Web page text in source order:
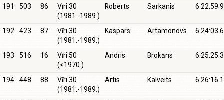
191 503 86
Vīri 30
(1981.-1989.)
Roberts Sarkanis 6:22:59.9
192 423 87
Vīri 30
(1981.-1989.)
Kaspars Artamonovs 6:24:03.6
193 516 16
Vīri 50
(<1970.)
Andris Brokāns 6:25:25.3
194 448 88
Vīri 30
(1981.-1989.)
Artis Kalveits 6:26:16.1